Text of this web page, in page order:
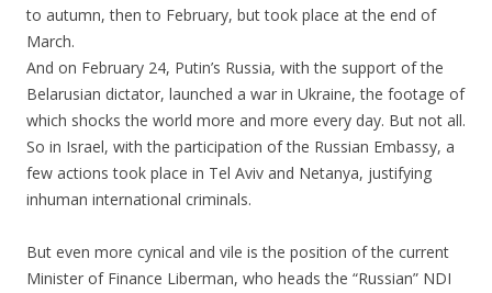
to autumn, then to February, but took place at the end of
March.
And on February 24, Putin’s Russia, with the support of the
Belarusian dictator, launched a war in Ukraine, the footage of
which shocks the world more and more every day. But not all.
So in Israel, with the participation of the Russian Embassy, a
few actions took place in Tel Aviv and Netanya, justifying
inhuman international criminals.
But even more cynical and vile is the position of the current
Minister of Finance Liberman, who heads the “Russian” NDI